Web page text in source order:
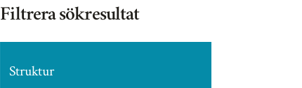
Filtrera sökresultat
Struktur